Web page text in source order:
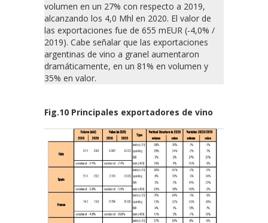
volumen en un 27% con respecto a 2019,
alcanzando los 4,0 Mhl en 2020. El valor de
las exportaciones fue de 655 mEUR (-4,0% /
2019). Cabe señalar que las exportaciones
argentinas de vino a granel aumentaron
dramáticamente, en un 81% en volumen y
35% en valor.
Fig.10 Principales exportadores de vino